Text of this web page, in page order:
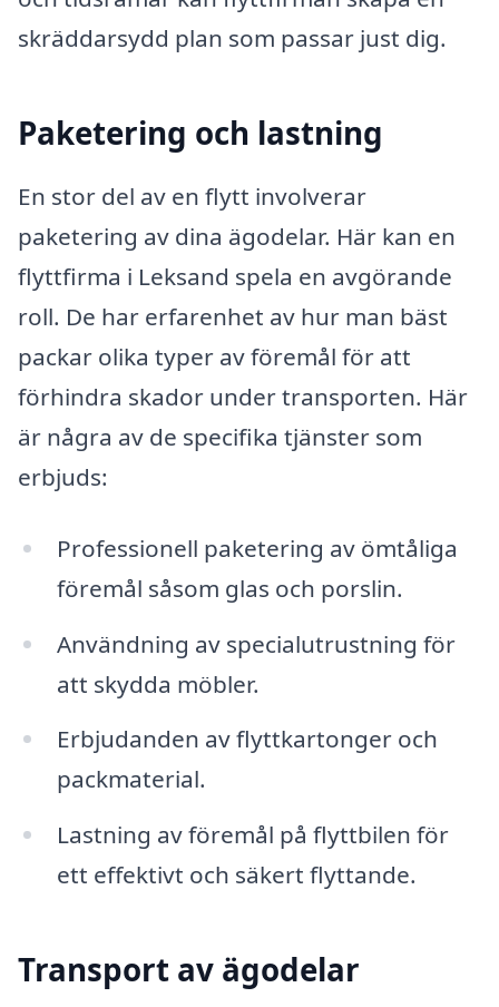
skräddarsydd plan som passar just dig.
Paketering och lastning
En stor del av en flytt involverar
paketering av dina ägodelar. Här kan en
flyttfirma i Leksand spela en avgörande
roll. De har erfarenhet av hur man bäst
packar olika typer av föremål för att
förhindra skador under transporten. Här
är några av de specifika tjänster som
erbjuds:
Professionell paketering av ömtåliga
föremål såsom glas och porslin.
Användning av specialutrustning för
att skydda möbler.
Erbjudanden av flyttkartonger och
packmaterial.
Lastning av föremål på flyttbilen för
ett effektivt och säkert flyttande.
Transport av ägodelar